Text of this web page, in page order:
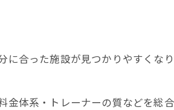
合った施設が見つかりやすくな
体系・トレーナーの質などを総